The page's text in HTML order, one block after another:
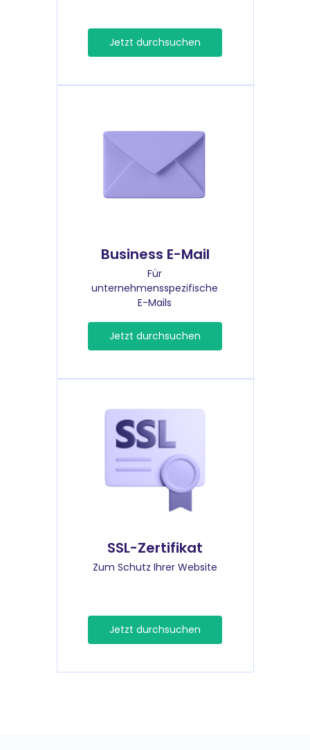
Jetzt durchsuchen
Business E-Mail
Für
unternehmensspezifische
E-Mails
Jetzt durchsuchen
SSL-Zertifikat
Zum Schutz Ihrer Website
Jetzt durchsuchen